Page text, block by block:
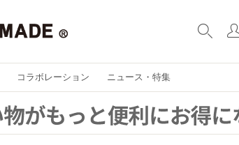
コラボレーション ニュース・特集